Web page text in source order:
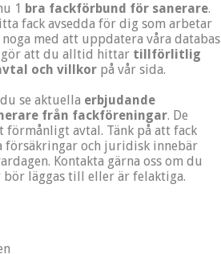
1 bra fackförbund för sanerare.
fack avsedda för dig som arbetar
noga med att uppdatera våra databas
att du alltid hittar tillförlitlig
och villkorpå vår sida.
se aktuella erbjudande
från fackföreningar. De
avtal. Tänk på att fack
försäkringar och juridisk innebär
Kontakta gärna oss om du
läggas till eller är felaktiga.